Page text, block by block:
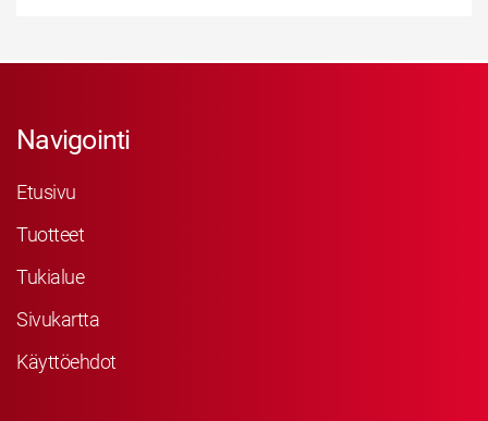
Navigointi
Etusivu
Tuotteet
Tukialue
Sivukartta
Käyttöehdot